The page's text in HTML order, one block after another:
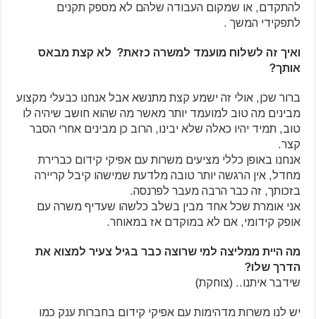
להתקדם, או שמקום העבודה שלהם לא מספק תקנים
לתפקידי המשך .
ואיך זה לשלוח מועמד למשרה כזאת? לא קצת מבאס
אותך?
ברור שכן, אולי זה ישמע קצת מתנשא אבל אנחנו כבעלי מקצוע
מבינים מה טוב למועמד יותר מאשר מה שהוא חושב שיהיה לו
טוב, תמיד יהיו כאלה שלא יבינו, הרוב כן מבינים אחרי הסבר
קצר.
אנחנו באופן כללי מציעים משרות עם אפיקי קידום כברירת
מחדל, אין הרגשה יותר טובה מלדעת שמישהו קיבל קריירה
בזכותך, זה כבר הרבה מעבר לפרנסה.
אני אומרת שכל אחד מבין בשלב כלשהו שעדיף משרה עם
אופק קידומי, אם לא במוקדם אז במאוחר.
מה היית ממליצה למי שרוצה כבר בגיל צעיר למצוא את
הדרך שלו?
שידבר איתנו.. (צוחקת)
יש לנו משרות מדהימות עם אפיקי קידום בחברות ענק כמו